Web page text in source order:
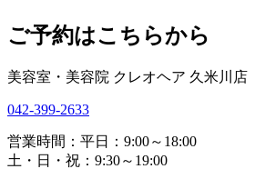
ご予約はこちらから
美容室・美容院 クレオヘア 久米川店
042-399-2633
営業時間：平日：9:00～18:00
土・日・祝：9:30～19:00